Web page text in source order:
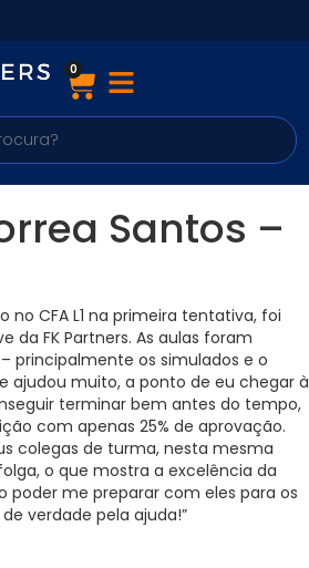
Continuada
0
Santos –
no CFA L1 na primeira tentativa, foi
da FK Partners. As aulas foram
principalmente os simulados e o
ajudou muito, a ponto de eu chegar à
terminar bem antes do tempo,
com apenas 25% de aprovação.
colegas de turma, nesta mesma
o que mostra a excelência da
poder me preparar com eles para os
verdade pela ajuda!”